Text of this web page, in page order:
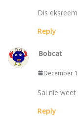
Dis
Reply
Bobcat
December
Sal nie
Reply